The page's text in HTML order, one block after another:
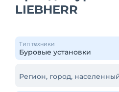
LIEBHERR
Тип техники
Регион, город,